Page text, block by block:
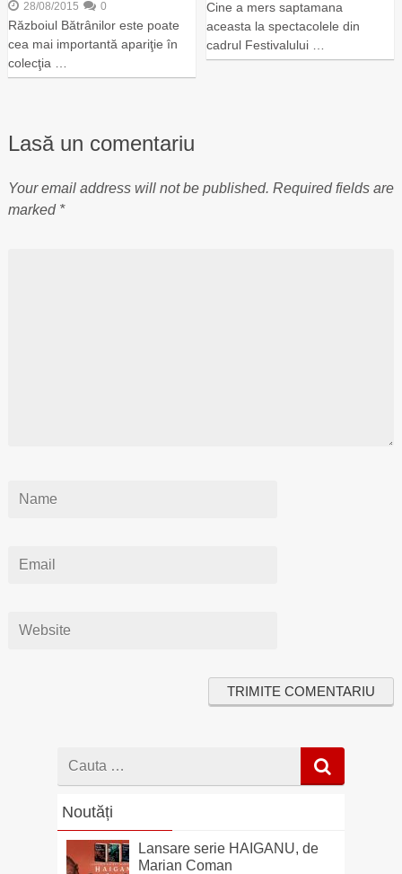
28/08/2015 0
Războiul Bătrânilor este poate
cea mai importantă apariţie în
colecţia …
Cine a mers saptamana
aceasta la spectacolele din
cadrul Festivalului …
Lasă un comentariu
Your email address will not be published. Required fields are
marked *
Cauta
Noutăți
Lansare serie HAIGANU, de
Marian Coman